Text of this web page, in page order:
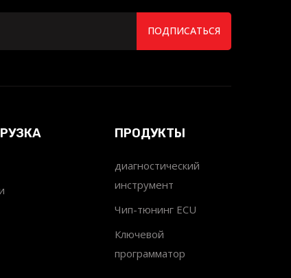
ПОДПИСАТЬСЯ
ПРОДУКТЫ
диагностический
инструмент
Чип-тюнинг ECU
Ключевой
программатор